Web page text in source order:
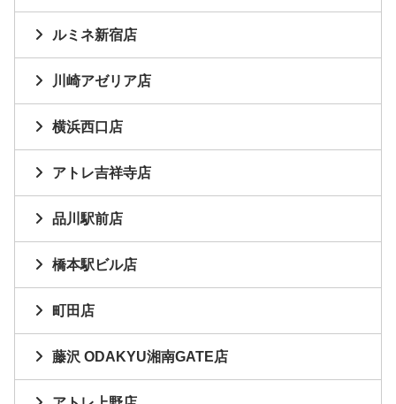
ルミネ新宿店
川崎アゼリア店
横浜西口店
アトレ吉祥寺店
品川駅前店
橋本駅ビル店
町田店
藤沢 ODAKYU湘南GATE店